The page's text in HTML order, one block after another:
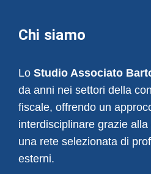
Chi siamo
Lo Studio Associato
da anni nei settori della
fiscale, offrendo un
interdisciplinare grazie
una rete selezionata di
esterni.